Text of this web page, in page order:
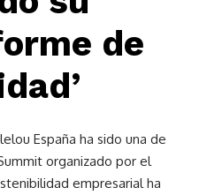
de
España ha sido una de
organizado por el
empresarial ha